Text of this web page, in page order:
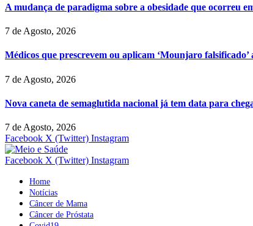
A mudança de paradigma sobre a obesidade que ocorreu
7 de Agosto, 2026
Médicos que prescrevem ou aplicam ‘Mounjaro
7 de Agosto, 2026
Nova caneta de semaglutida nacional já tem data para
7 de Agosto, 2026
Facebook X (Twitter) Instagram
Facebook X (Twitter) Instagram
Home
Notícias
Câncer de Mama
Câncer de Próstata